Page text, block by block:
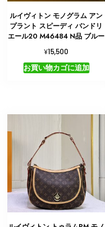
ルイヴィトン モノグラム アン
プラント スピーディ バンドリ
エール20 M46484 N品 ブルー
¥15,500
お買い物カゴに追加